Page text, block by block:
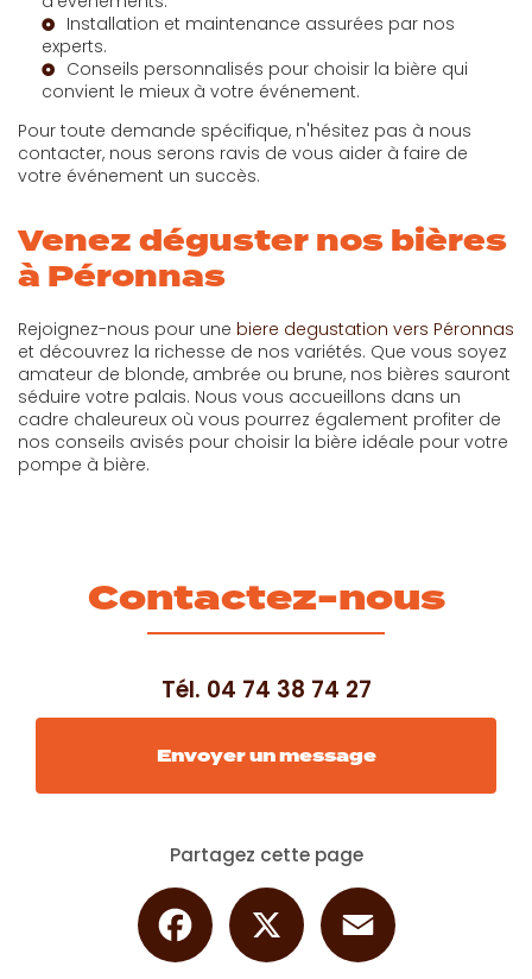
Installation et maintenance assurées par nos
experts.
Conseils personnalisés pour choisir la bière qui
convient le mieux à votre événement.
Pour toute demande spécifique, n'hésitez pas à nous
contacter, nous serons ravis de vous aider à faire de
votre événement un succès.
Venez déguster nos bières
à Péronnas
Rejoignez-nous pour une biere degustation vers Péronnas
et découvrez la richesse de nos variétés. Que vous soyez
amateur de blonde, ambrée ou brune, nos bières sauront
séduire votre palais. Nous vous accueillons dans un
cadre chaleureux où vous pourrez également profiter de
nos conseils avisés pour choisir la bière idéale pour votre
pompe à bière.
Contactez-nous
Tél. 04 74 38 74 27
Envoyer un message
Partagez cette page
Facebook